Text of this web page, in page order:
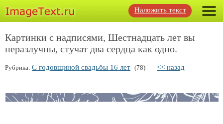
Наложить текст
Картинки с надписями, Шестнадцать лет вы
неразлучны, стучат два сердца как одно.
Рубрика: С годовщиной свадьбы 16 лет (78) << назад